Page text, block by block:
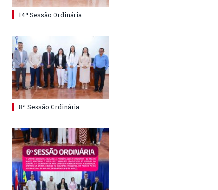
14ª Sessão Ordinária
8ª Sessão Ordinária